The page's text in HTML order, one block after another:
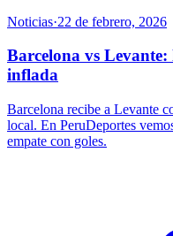
Noticias·22 de febrero, 2026
Barcelona vs
inflada
Barcelona recibe a Levante
local. En PeruDeportes
empate con goles.